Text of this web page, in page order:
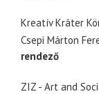
Kreatív Kráter
Csepi Márton
rendező
ZIZ - Art and